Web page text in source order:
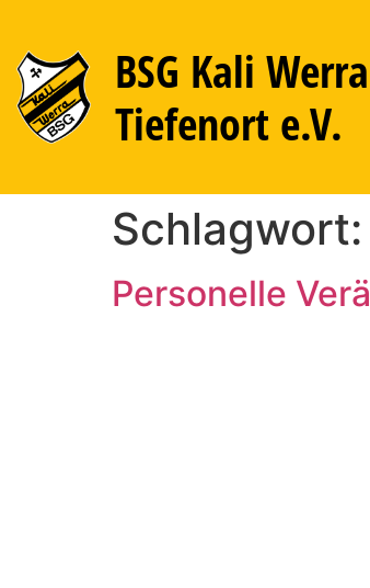
BSG Kali Werra
Tiefenort e.V.
Schlagwort:
Personelle